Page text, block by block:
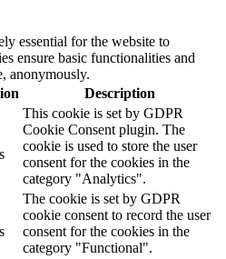
essential for the website to
ensure basic functionalities and
anonymously.
Description
This cookie is set by GDPR
Cookie Consent plugin. The
cookie is used to store the user
consent for the cookies in the
category "Analytics".
The cookie is set by GDPR
cookie consent to record the user
consent for the cookies in the
category "Functional".